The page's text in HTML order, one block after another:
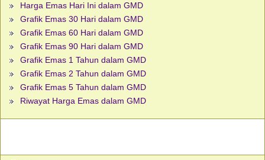
Harga Emas Hari Ini dalam GMD
Grafik Emas 30 Hari dalam GMD
Grafik Emas 60 Hari dalam GMD
Grafik Emas 90 Hari dalam GMD
Grafik Emas 1 Tahun dalam GMD
Grafik Emas 2 Tahun dalam GMD
Grafik Emas 5 Tahun dalam GMD
Riwayat Harga Emas dalam GMD